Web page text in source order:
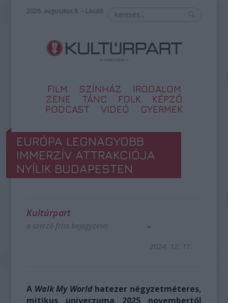
2026. augusztus 8. – László
FILM SZÍNHÁZ
IRODALOM
ZENE
TÁNC FOLK
KÉPZŐ
PODCAST
VIDEÓ GYERMEK
EURÓPA LEGNAGYOBB
IMMERZÍV ATTRAKCIÓJA
NYÍLIK BUDAPESTEN
Kultúrpart
a szerző friss bejegyzései
2024. 12. 11.
A Walk My Worldhatezer négyzetméteres,
mitikus univerzuma 2025 novembertől